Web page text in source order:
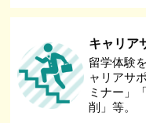
キャリア
留学体験
ャリアサ
ミナー」
削」等。